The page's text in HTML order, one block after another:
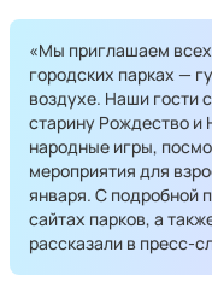
«Мы приглашаем всех
городских парках —
воздухе. Наши гости
старину Рождество и
народные игры,
мероприятия для
января. С подробной
сайтах парков, а
рассказали в пресс-